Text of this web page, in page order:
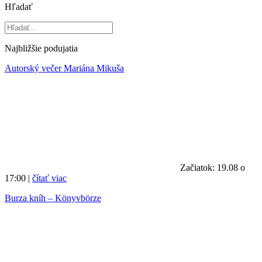
Hľadať
Najbližšie podujatia
Autorský večer Mariána Mikuša
Začiatok: 19.08 o
17:00 | čítať viac
Burza kníh – Könyvbörze